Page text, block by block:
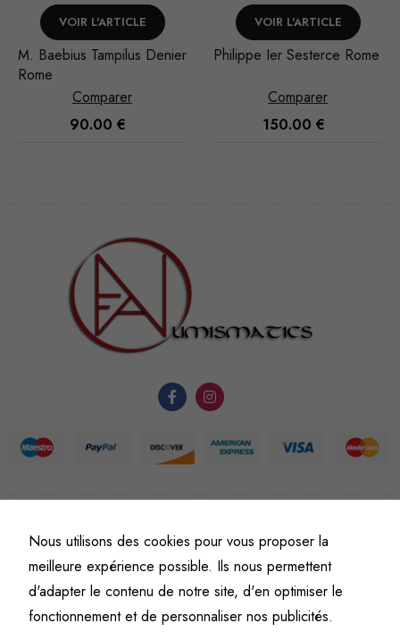
VOIR L'ARTICLE
M. Baebius Tampilus Denier
Rome
Comparer
90.00 €
VOIR L'ARTICLE
Philippe Ier Sesterce Rome
Comparer
150.00 €
©Fine art numismatics– Tous droits réservés.
Politique de confidentialitéConditions générales de vente et d’utilisation
Mentions légales
Nous utilisons des cookies pour vous proposer la
meilleure expérience possible. Ils nous permettent
d'adapter le contenu de notre site, d'en optimiser le
fonctionnement et de personnaliser nos publicités.
puissions
site Web, en
fonction de
l'usage qu'il
en est fait.